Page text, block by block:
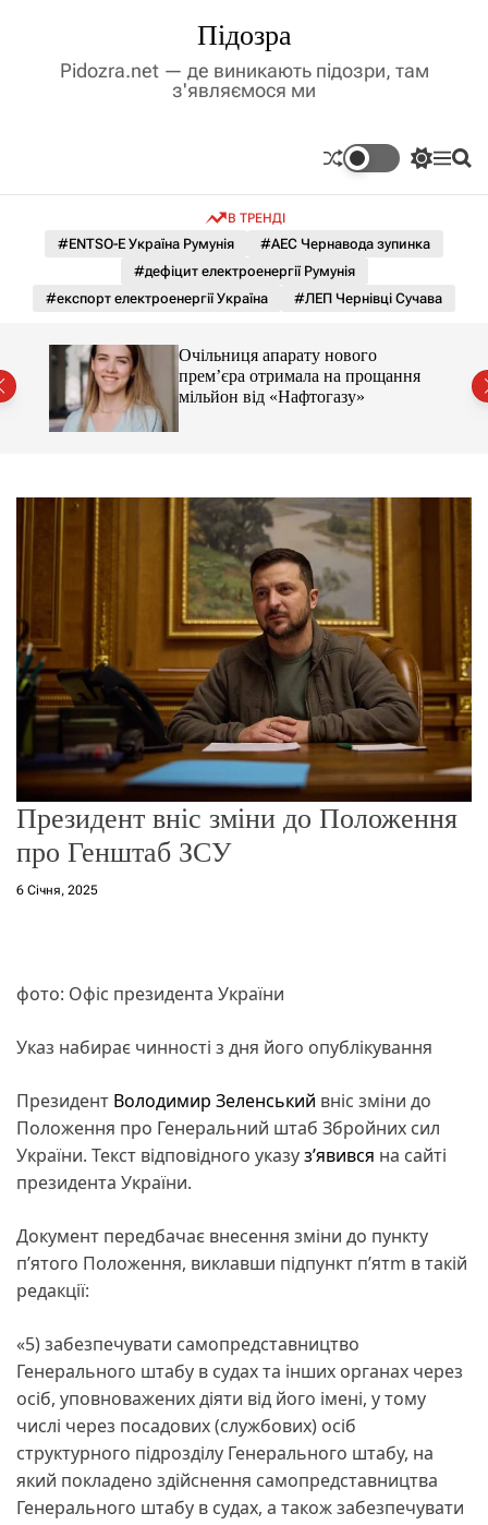
Підозра
Pidozra.net — де виникають підозри, там
з'являємося ми
П
м
и
а
л
ь
г
р
е
м
у
М П
В ТРЕНДІ
#ENTSO-E Україна Румунія
#АЕС Чернавода зупинка
#дефіцит електроенергії Румунія
#експорт електроенергії Україна
#ЛЕП Чернівці Сучава
за
Очільниця апарату нового
прем’єра отримала на прощання
мільйон від «Нафтогазу»
Президент вніс зміни до Положення
про Генштаб ЗСУ
6 Січня, 2025
фото: Офіс президента України
Указ набирає чинності з дня його опублікування
Президент Володимир Зеленський вніс зміни до
Положення про Генеральний штаб Збройних сил
України. Текст відповідного указуз’явився на сайті
президента України.
Документ передбачає внесення зміни до пункту
п’ятого Положення, виклавши підпункт п’ятm в такій
редакції:
«5) забезпечувати самопредставництво
Генерального штабу в судах та інших органах через
осіб, уповноважених діяти від його імені, у тому
числі через посадових (службових) осіб
структурного підрозділу Генерального штабу, на
який покладено здійснення самопредставництва
Генерального штабу в судах, а також забезпечувати